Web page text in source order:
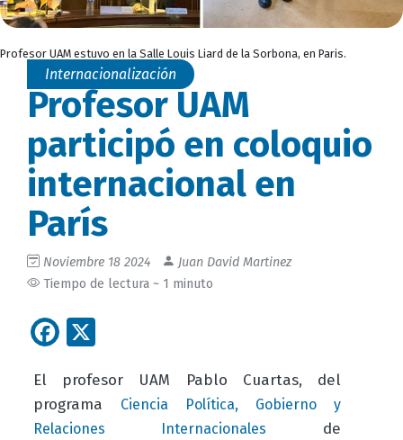
Profesor UAM estuvo en la Salle Louis Liard de la Sorbona, en Paris.
Internacionalización
Profesor UAM
participó en coloquio
internacional en
París
Noviembre 18 2024
Juan David Martinez
Tiempo de lectura ~ 1 minuto
Facebook
El profesor UAM Pablo Cuartas, del
programa
Ciencia Política, Gobierno y
Relaciones Internacionales
de